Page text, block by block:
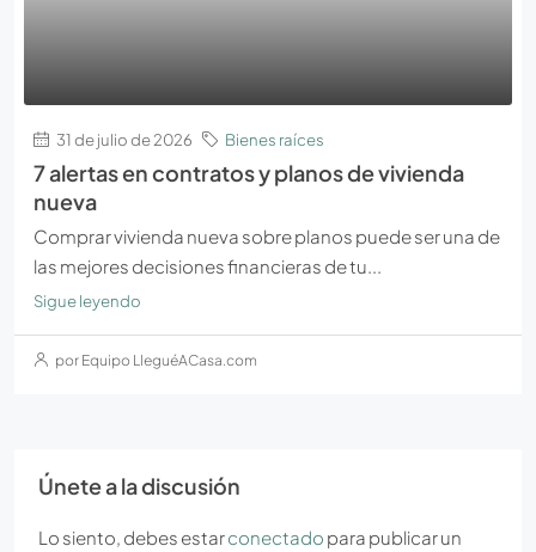
31 de julio de 2026 Bienes raíces
7 alertas en contratos y planos de vivienda
nueva
Comprar vivienda nueva sobre planos puede ser una de
las mejores decisiones financieras de tu...
Sigue leyendo
por Equipo LleguéACasa.com
Únete a la discusión
Lo siento, debes estarconectado para publicar un